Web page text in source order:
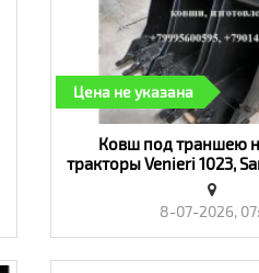
Цена не указана
​Ковш под траншею
тракторы Venieri 1023,
825 970, Tarsus 888,
8-07-2026,